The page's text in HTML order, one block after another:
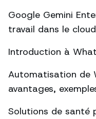
Google Gemini
travail dans le cloud
Introduction à
Automatisation de
avantages,
Solutions de santé